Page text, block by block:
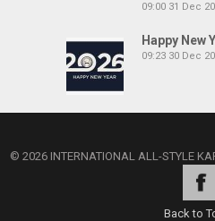
09:00 31 Dec
Happy New
09:23 30 Dec
© 2026 INTERNATIONAL ALL-STYLE
Back to